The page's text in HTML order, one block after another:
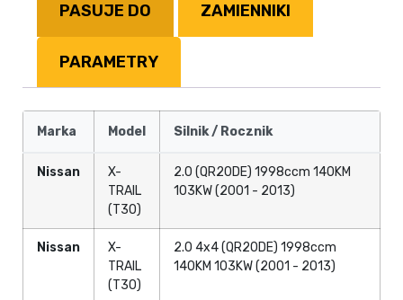
PASUJE DO ZAMIENNIKI
PARAMETRY
Marka Model Silnik / Rocznik
Nissan
X-
TRAIL
(T30)
2.0 (QR20DE) 1998ccm 140KM
103KW (2001 - 2013)
Nissan
X-
TRAIL
(T30)
2.0 4x4 (QR20DE) 1998ccm
140KM 103KW (2001 - 2013)